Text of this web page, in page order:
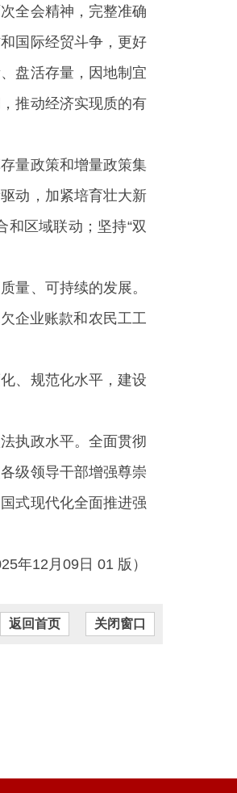
全会精神，完整准确
国际经贸斗争，更好
盘活存量，因地制宜
推动经济实现质的有
量政策和增量政策集
动，加紧培育壮大新
区域联动；坚持“双
量、可持续的发展。
企业账款和农民工工
、规范化水平，建设
执政水平。全面贯彻
级领导干部增强尊崇
式现代化全面推进强
年12月09日 01 版）
关闭窗口
返回首页